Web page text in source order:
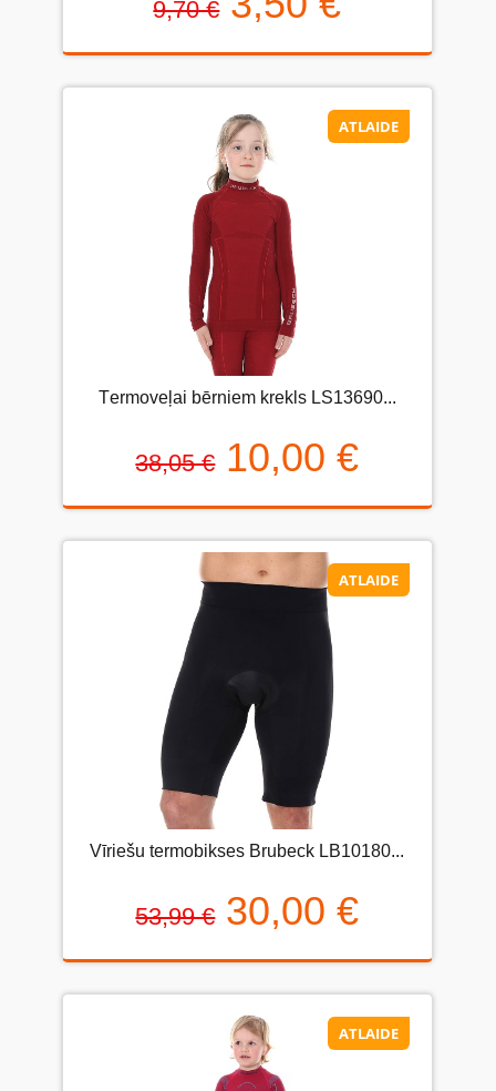
9,70 €
ATLAIDE
Тermoveļai bērniem krekls LS13690...
38,05 € 10,00 €
ATLAIDE
Vīriešu termobikses Brubeck LB10180...
53,99 € 30,00 €
ATLAIDE